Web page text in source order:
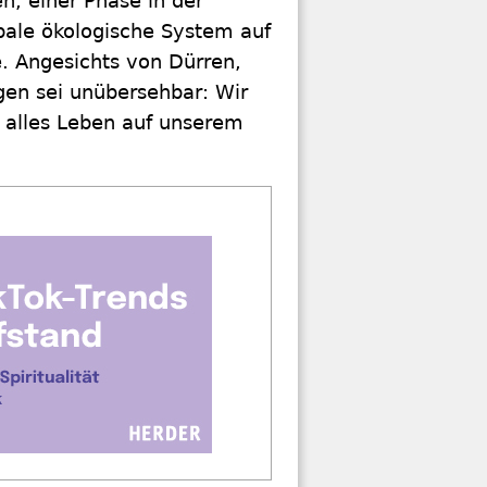
ökologische System auf
Angesichts von Dürren,
sei unübersehbar: Wir
Leben auf unserem